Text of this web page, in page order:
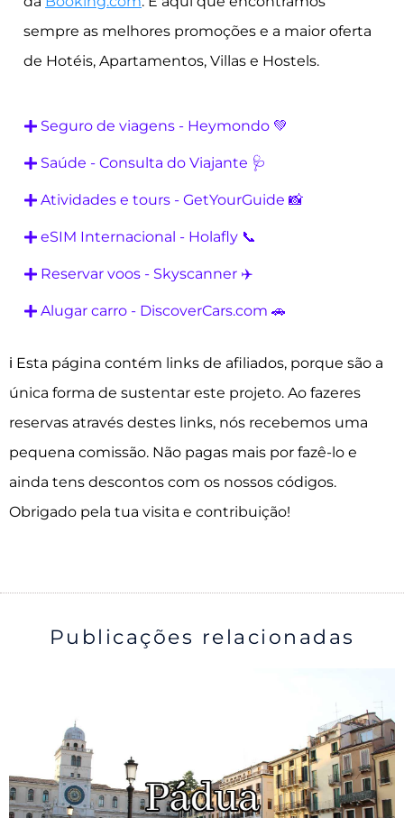
sempre as melhores promoções e a maior oferta
de Hotéis, Apartamentos, Villas e Hostels.
Seguro de viagens - Heymondo 💚
Saúde - Consulta do Viajante 🩺
Atividades e tours - GetYourGuide 📸
eSIM Internacional - Holafly 📞
Reservar voos - Skyscanner ✈️
Alugar carro - DiscoverCars.com 🚗
ℹ️ Esta página contém links de afiliados, porque são a
única forma de sustentar este projeto. Ao fazeres
reservas através destes links, nós recebemos uma
pequena comissão. Não pagas mais por fazê-lo e
ainda tens descontos com os nossos códigos.
Obrigado pela tua visita e contribuição!
Publicações relacionadas